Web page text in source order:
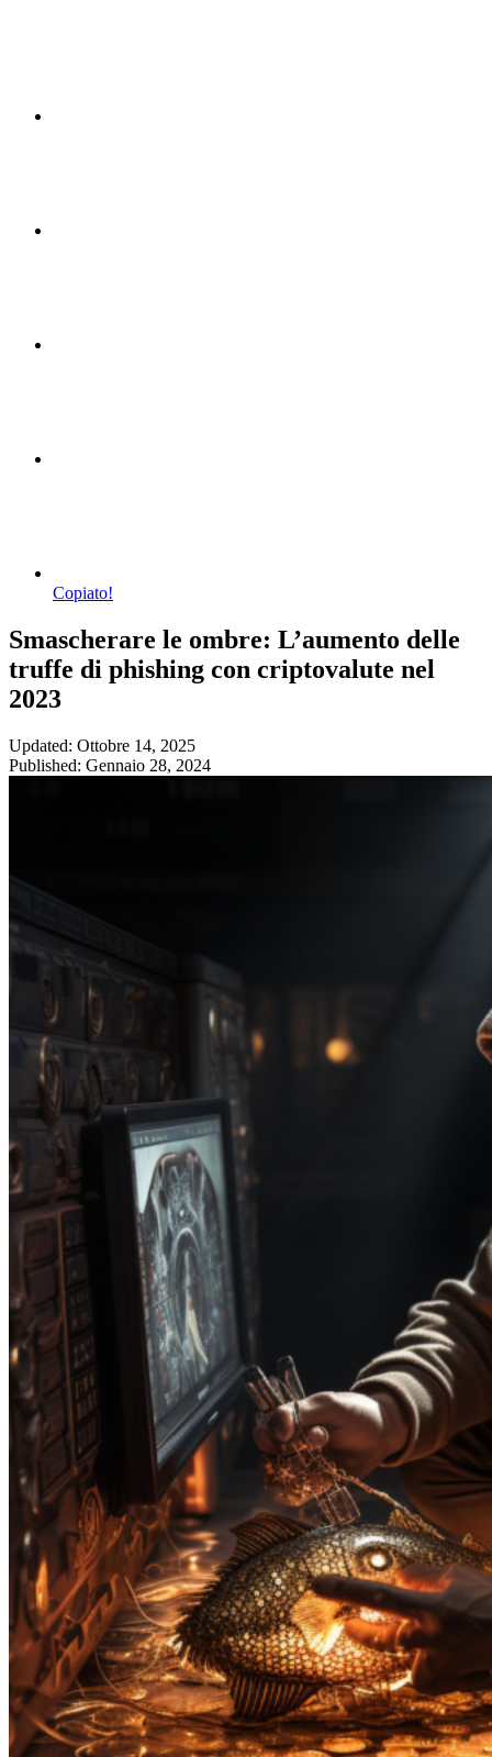
Copiato!
Smascherare le ombre: L’aumento delle
truffe di phishing con criptovalute nel
2023
Updated: Ottobre 14, 2025
Published: Gennaio 28, 2024